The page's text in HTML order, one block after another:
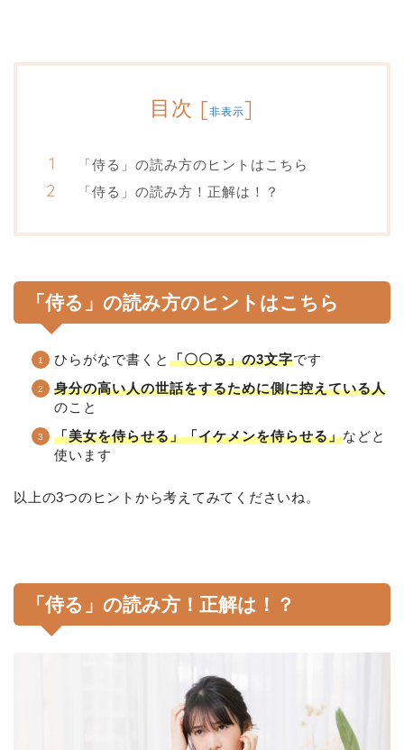
目次 [非表示]
「侍る」の読み方のヒントはこちら
「侍る」の読み方！正解は！？
「侍る」の読み方のヒントはこちら
ひらがなで書くと 「〇〇る」の3文字です
身分の高い人の世話をするために側に控えている人
のこと
「美女を侍らせる」「イケメンを侍らせる」などと
使います
以上の3つのヒントから考えてみてくださいね。
「侍る」の読み方！正解は！？